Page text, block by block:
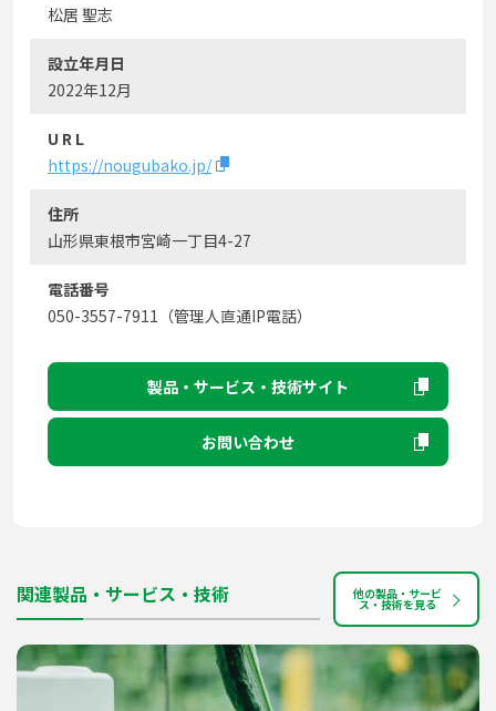
松居 聖志
設立年月日
2022年12月
U R L
https://nougubako.jp/
住所
山形県東根市宮崎一丁目4-27
電話番号
050-3557-7911（管理人直通IP電話）
製品・サービス・技術サイト
お問い合わせ
関連製品・サービス・技術 他の製品・サービ
ス・技術を見る